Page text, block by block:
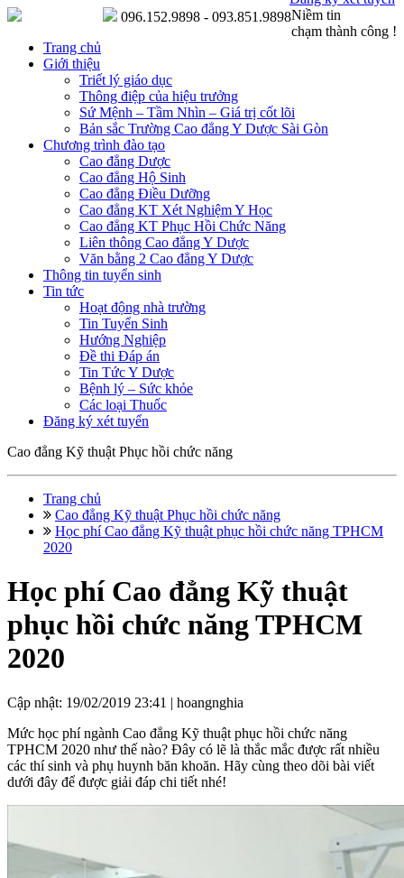
Niềm tin
chạm thành công !
096.152.9898 - 093.851.9898
Trang chủ
Giới thiệu
Triết lý giáo dục
Thông điệp của hiệu trưởng
Sứ Mệnh – Tầm Nhìn – Giá trị cốt lõi
Bản sắc Trường Cao đẳng Y Dược Sài Gòn
Chương trình đào tạo
Cao đẳng Dược
Cao đẳng Hộ Sinh
Cao đẳng Điều Dưỡng
Cao đẳng KT Xét Nghiệm Y Học
Cao đẳng KT Phục Hồi Chức Năng
Liên thông Cao đẳng Y Dược
Văn bằng 2 Cao đẳng Y Dược
Thông tin tuyển sinh
Tin tức
Hoạt động nhà trường
Tin Tuyển Sinh
Hướng Nghiệp
Đề thi Đáp án
Tin Tức Y Dược
Bệnh lý – Sức khỏe
Các loại Thuốc
Đăng ký xét tuyển
Cao đẳng Kỹ thuật Phục hồi chức năng
Trang chủ
Cao đẳng Kỹ thuật Phục hồi chức năng
Học phí Cao đẳng Kỹ thuật phục hồi chức năng TPHCM
2020
Học phí Cao đẳng Kỹ thuật
phục hồi chức năng TPHCM
2020
Cập nhật: 19/02/2019 23:41 | hoangnghia
Mức học phí ngành Cao đẳng Kỹ thuật phục hồi chức năng
TPHCM 2020 như thế nào? Đây có lẽ là thắc mắc được rất nhiều
các thí sinh và phụ huynh băn khoăn. Hãy cùng theo dõi bài viết
dưới đây để được giải đáp chi tiết nhé!